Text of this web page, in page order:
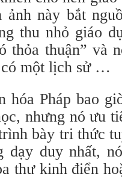
này bắt
thu nhỏ giáo
thỏa thuận” và
có một lịch sử …
hóa Pháp bao
nhưng nó ưu
bày tri thức
dạy duy nhất,
thư kinh điển